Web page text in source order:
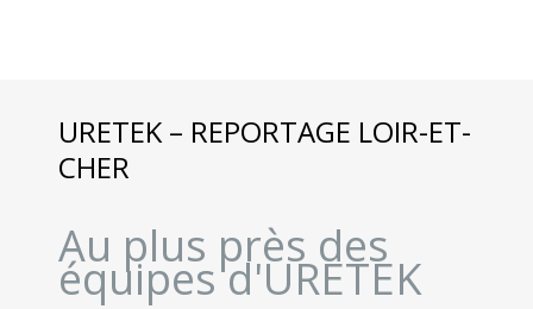
URETEK – REPORTAGE LOIR-ET-
CHER
Au plus près des
équipes d'URETEK